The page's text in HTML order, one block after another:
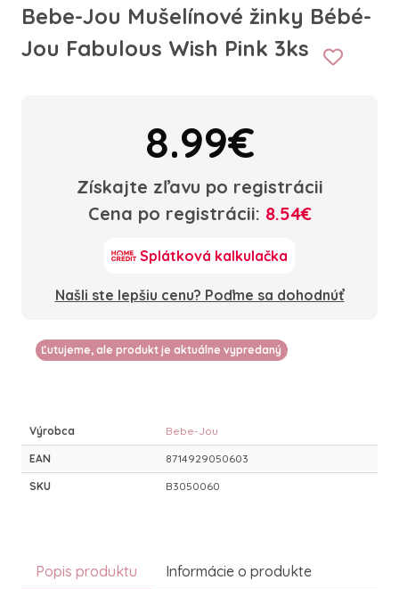
Bebe-Jou Mušelínové žinky Bébé-
Jou Fabulous Wish Pink 3ks
8.99€
Získajte zľavu po registrácii
Cena po registrácii: 8.54€
Splátková kalkulačka
Našli ste lepšiu cenu? Poďme sa dohodnúť
Ľutujeme, ale produkt je aktuálne vypredaný
Výrobca Bebe-Jou
EAN 8714929050603
SKU B3050060
Popis produktu Informácie o produkte